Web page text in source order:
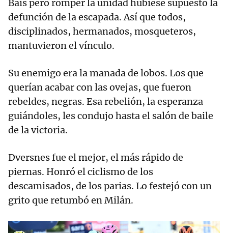
Bais pero romper la unidad hubiese supuesto la
defunción de la escapada. Así que todos,
disciplinados, hermanados, mosqueteros,
mantuvieron el vínculo.
Su enemigo era la manada de lobos. Los que
querían acabar con las ovejas, que fueron
rebeldes, negras. Esa rebelión, la esperanza
guiándoles, les condujo hasta el salón de baile
de la victoria.
Dversnes fue el mejor, el más rápido de
piernas. Honró el ciclismo de los
descamisados, de los parias. Lo festejó con un
grito que retumbó en Milán.